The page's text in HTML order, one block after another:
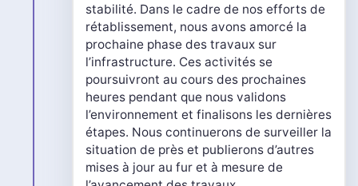
stabilité. Dans le cadre de nos efforts de
rétablissement, nous avons amorcé la
prochaine phase des travaux sur
l’infrastructure. Ces activités se
poursuivront au cours des prochaines
heures pendant que nous validons
l’environnement et finalisons les dernières
étapes. Nous continuerons de surveiller la
situation de près et publierons d’autres
mises à jour au fur et à mesure de